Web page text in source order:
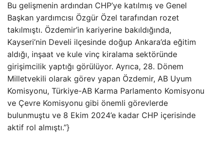
Bu gelişmenin ardından CHP’ye katılmış ve Genel
Başkan yardımcısı Özgür Özel tarafından rozet
takılmıştı. Özdemir’in kariyerine bakıldığında,
Kayseri’nin Develi ilçesinde doğup Ankara’da eğitim
aldığı, inşaat ve kule vinç kiralama sektöründe
girişimcilik yaptığı görülüyor. Ayrıca, 28. Dönem
Milletvekili olarak görev yapan Özdemir, AB Uyum
Komisyonu, Türkiye-AB Karma Parlamento Komisyonu
ve Çevre Komisyonu gibi önemli görevlerde
bulunmuştu ve 8 Ekim 2024’e kadar CHP içerisinde
aktif rol almıştı.”}